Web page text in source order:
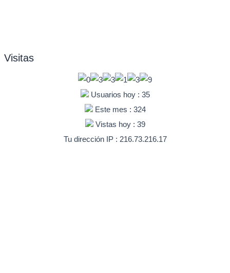
Visitas
Usuarios hoy : 35
Este mes : 324
Vistas hoy : 39
Tu dirección IP : 216.73.216.17